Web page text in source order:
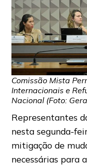
Comissão Mista
Internacionais e
Nacional (Foto:
Representantes
nesta segunda-
mitigação de
necessárias para